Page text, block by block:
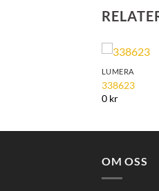
LUMERA
338623
0 kr
OM OSS